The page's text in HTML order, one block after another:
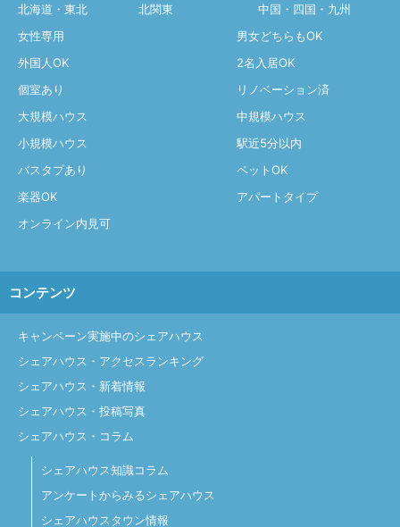
北海道・東北
北関東
中国・四国・九州
女性専用
男女どちらもOK
外国人OK
2名入居OK
個室あり
リノベーション済
大規模ハウス
中規模ハウス
小規模ハウス
駅近5分以内
バスタブあり
ペットOK
楽器OK
アパートタイプ
オンライン内見可
コンテンツ
キャンペーン実施中のシェアハウス
シェアハウス・アクセスランキング
シェアハウス・新着情報
シェアハウス・投稿写真
シェアハウス・コラム
シェアハウス知識コラム
アンケートからみるシェアハウス
シェアハウスタウン情報